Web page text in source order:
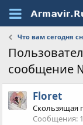
Что вам сегодня
сообщение
Floret
Скользящая
Сообщения